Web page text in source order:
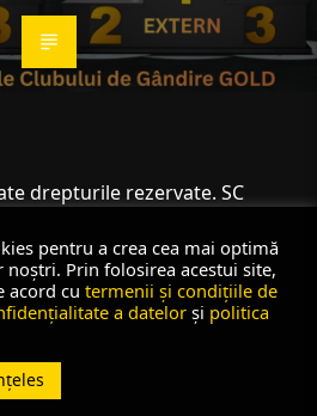
drepturile rezervate. SC
pentru a crea cea mai optimă
Prin folosirea acestui site,
acord cu termenii și condițiile de
a datelor și politica